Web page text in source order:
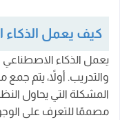
كيف يعمل الذكاء
يعمل الذكاء الاصطناعي
والتدريب. أولاً، يتم جمع
المشكلة التي يحاول
مصممًا للتعرف على